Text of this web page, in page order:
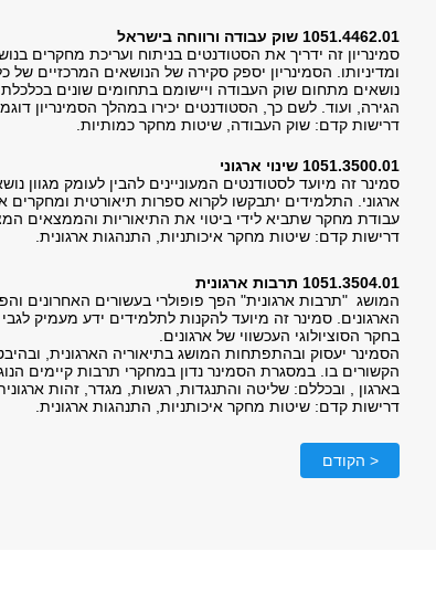
1051.4462.01 שוק עבודה ורווחה בישראל
סמינריון זה ידריך את הסטודנטים בניתוח ועריכת מחקרים
ומדיניותו. הסמינריון יספק סקירה של הנושאים המרכזיים של
נושאים מתחום שוק העבודה ויישומם בתחומים שונים בכלכלת
הגירה, ועוד. לשם כך, הסטודנטים יכירו במהלך הסמינריון
דרישות קדם: שוק העבודה, שיטות מחקר כמותיות.
1051.3500.01 שינוי ארגוני
סמינר זה מיועד לסטודנטים המעוניינים להבין לעומק מגוון
ארגוני. התלמידים יתבקשו לקרוא ספרות תיאורטית ומחקרים
עבודת מחקר שתביא לידי ביטוי את התיאוריות והממצאים
דרישות קדם: שיטות מחקר איכותניות, התנהגות ארגונית.
1051.3504.01 תרבות ארגונית
המושג "תרבות ארגונית" הפך פופולרי בעשורים האחרונים
הארגונים. סמינר זה מיועד להקנות לתלמידים ידע מעמיק
בחקר הסוציולוגי העכשווי של ארגונים.
הסמינר יעסוק ובהתפתחות המושג בתיאוריה הארגונית,
הקשורים בו. במסגרת הסמינר נדון במחקרי תרבות קיימים
בארגון , ובכללם: שליטה והתנגדות, רגשות, מגדר, זהות ארגונית
דרישות קדם: שיטות מחקר איכותניות, התנהגות ארגונית.
< הקודם